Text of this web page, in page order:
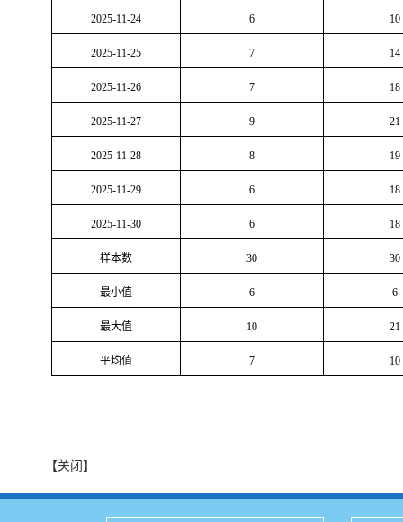
2025-11-24 6 10
2025-11-25 7 14
2025-11-26 7 18
2025-11-27 9 21
2025-11-28 8 19
2025-11-29 6 18
2025-11-30 6 18
样本数 30 30
最小值 6 6
最大值 10 21
平均值 7 10
【关闭】